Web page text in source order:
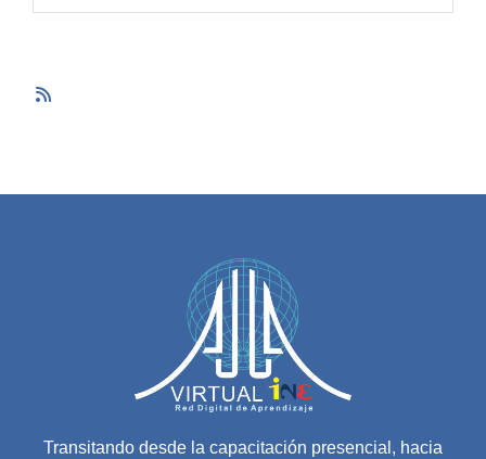
Transitando desde la capacitación presencial, hacia